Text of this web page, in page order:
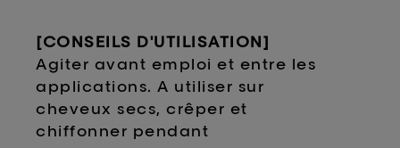
[CONSEILS D'UTILISATION]
Agiter avant emploi et entre les
applications. A utiliser sur
cheveux secs, crêper et
chiffonner pendant